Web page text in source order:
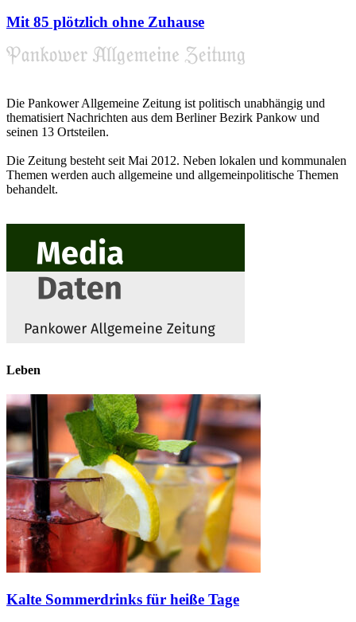
Mit 85 plötzlich ohne Zuhause
Die Pankower Allgemeine Zeitung ist politisch unabhängig und
thematisiert Nachrichten aus dem Berliner Bezirk Pankow und
seinen 13 Ortsteilen.
Die Zeitung besteht seit Mai 2012. Neben lokalen und kommunalen
Themen werden auch allgemeine und allgemeinpolitische Themen
behandelt.
Leben
Kalte Sommerdrinks für heiße Tage